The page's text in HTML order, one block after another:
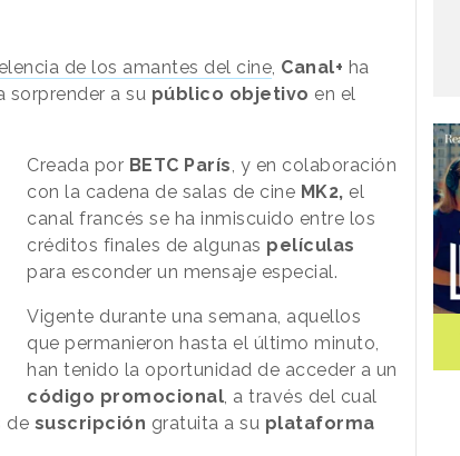
de los amantes del cine, Canal+ ha
sorprender a su público objetivo en el
Creada por BETC París, y en colaboración
con la cadena de salas de cine MK2, el
canal francés se ha inmiscuido entre los
créditos finales de algunas películas
para esconder un mensaje especial.
Vigente durante una semana, aquellos
que permanieron hasta el último minuto,
han tenido la oportunidad de acceder a un
código promocional, a través del cual
de suscripción gratuita a su plataforma